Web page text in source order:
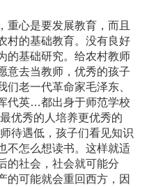
重心是要发展教育，而且
村的基础教育。没有良好
的基础研究。给农村教师
意去当教师，优秀的孩子
们老一代革命家毛泽东、
代英…都出身于师范学校
优秀的人培养更优秀的
待遇低，孩子们看见知识
不怎么想读书。这样就适
的社会，社会就可能分
的可能就会重回西方，因